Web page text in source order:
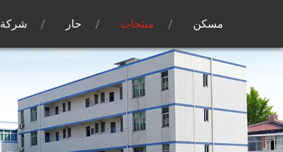
مسكن منتجات حار شركة